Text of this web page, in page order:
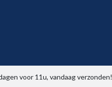
voor 11u, vandaag verzonden!